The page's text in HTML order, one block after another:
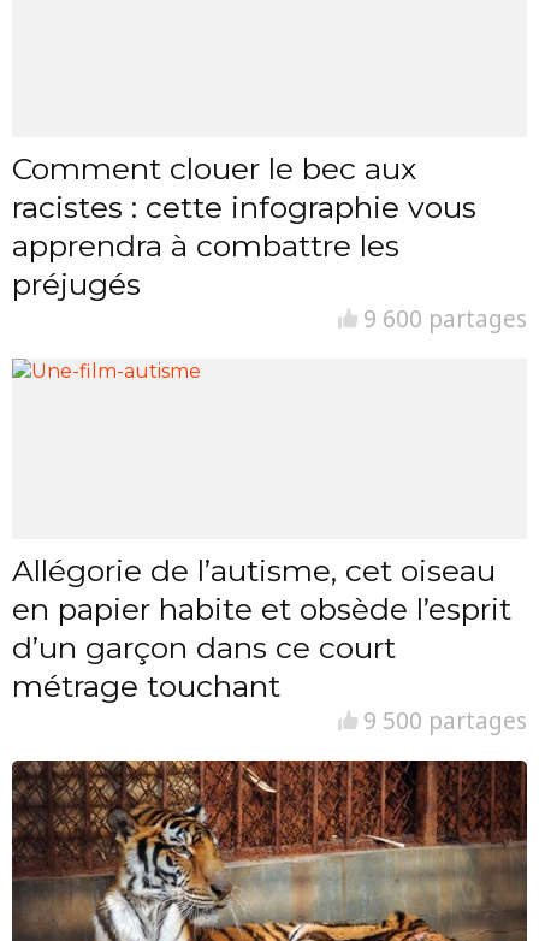
Comment clouer le bec aux
racistes : cette infographie vous
apprendra à combattre les
préjugés
9 600 partages
Allégorie de l’autisme, cet oiseau
en papier habite et obsède l’esprit
d’un garçon dans ce court
métrage touchant
9 500 partages